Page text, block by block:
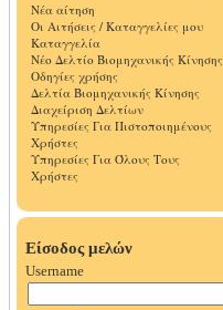
Νέα αίτηση
Οι Αιτήσεις / Καταγγελίες μου
Καταγγελία
Νέο Δελτίο Βιομηχανικής Κίνησης
Οδηγίες χρήσης
Δελτία Βιομηχανικής Κίνησης
Διαχείριση Δελτίων
Υπηρεσίες Για Πιστοποιημένους
Χρήστες
Υπηρεσίες Για Όλους Τους
Χρήστες